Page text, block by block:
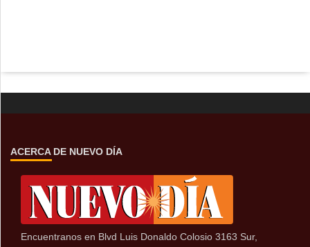
ACERCA DE NUEVO DÍA
Encuentranos en Blvd Luis Donaldo Colosio 3163 Sur,